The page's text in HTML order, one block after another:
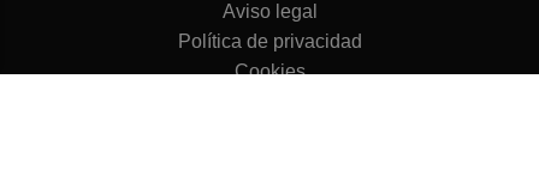
Aviso legal
Política de privacidad
Cookies